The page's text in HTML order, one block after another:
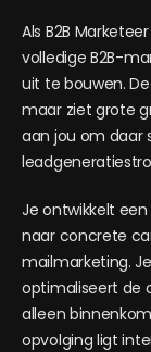
Als B2B
volledige B2B-
uit te bouwen. De
maar ziet grote
aan jou om daar
Je ontwikkelt
naar concrete
mailmarketing.
optimaliseert de
alleen
opvolging ligt